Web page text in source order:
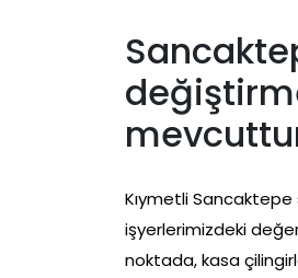
Kıymetli Sancaktepe
işyerlerimizdeki
noktada, kasa